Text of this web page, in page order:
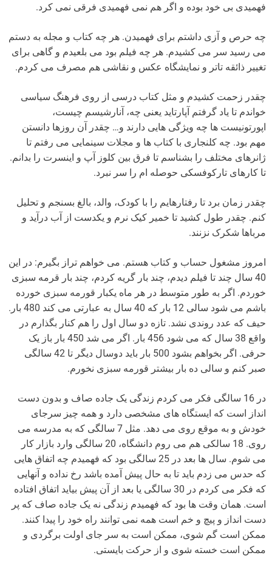
فهمیدی بی خود بوده و اگر هم نمی فهمیدی فرقی نمی کرد.
چه حرص و آزی داشتم برای فهمیدن. هر چه کتاب و مجله به دستم
می رسید سر می کشیدم. هر چه فیلم بود می بلعیدم و گاهی برای
تغییر ذائقه تاتر و نمایشگاه عکس و نقاشی هم مصرف می کردم.
چقدر زحمت کشیدم و مثل کتاب درسی از روی فرهنگ سیاسی
خواندم تا یاد گرفتم آپارتاید یعنی چه، آنارشیسم چیست،
اپورتونیست ها چه ویژگی هایی دارند و… چقدر آن روزها دانستن
مهم بود. چه کلنجاری با کتاب ها و مجلات سینمایی می رفتم تا
ژانرهای مختلف را بشناسم تا فرق بین کلوز آپ و اینسرت را بدانم.
تا کارهای تارکوفسکی حوصله ام را سر نبرد.
چقدر زمان برد تا رفتارهایم را با کودک، والد، بالغ بسنجم و تحلیل
کنم. چقدر طول کشید تا خمیر کیک نرم و یکدست از آب درآید و
مرباها شکرک نزنند.
امروز مشغول حساب و کتاب هستم. می خواهم تراز بگیرم: در این
40 سال چند تا فیلم دیدم، چند بار گریه کردم، چند بار قرمه سبزی
خوردم. اگر به طور متوسط در هر ماه یکبار قورمه سبزی خورده
باشم می شود سالی 12 بار که 40 سال به عبارتی می کند 480 بار.
حیف که عدد روندی نشد. تازه دو سال اول را هم کنار بگذارم در
واقع 38 سال که می شود 456 بار. اگر می شد 450 بار باز یک
حرفی. اگر بخواهم بشود 500 بار باید دوسال دیگر تا 42 سالگی
صبر کنم و سالی ده بار بیشتر قورمه سبزی نخورم.
در 16 سالگی فکر می کردم زندگی یک جاده صاف و بدون دست
انداز است که ایستگاه های مشخصی دارد و همه چیز سرجای
خودش و به موقع روی می دهد. مثل 7 سالگی که به مدرسه می
روی. 18 سالکی هم می روم دانشگاه، 20 سالگی وارد بازار کار
می شوم. سال ها بعد در 25 سالگی بود که فهمیدم چه اتفاق هایی
که حدس می زدم باید تا به حال پیش آمده باشد رخ نداده و آنهایی
که فکر می کردم در 30 سالگی یا بعد از آن پیش بیاید اتفاق افتاده
است. همان وقت ها بود که فهمیدم زندگی نه یک جاده صاف که پر
دست انداز و پیچ و خم است همه نمی توانند راه خود را پیدا کنند.
ممکن است گم شوی، ممکن است به سر جای اولت برگردی و
ممکن است خسته شوی و از حرکت بایستی.